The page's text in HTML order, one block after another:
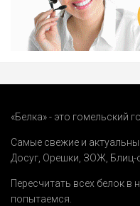
«Белка» - это гомельский
Самые свежие и
Досуг, Орешки, ЗОЖ, Блиц-
Пересчитать всех белок
попытаемся.